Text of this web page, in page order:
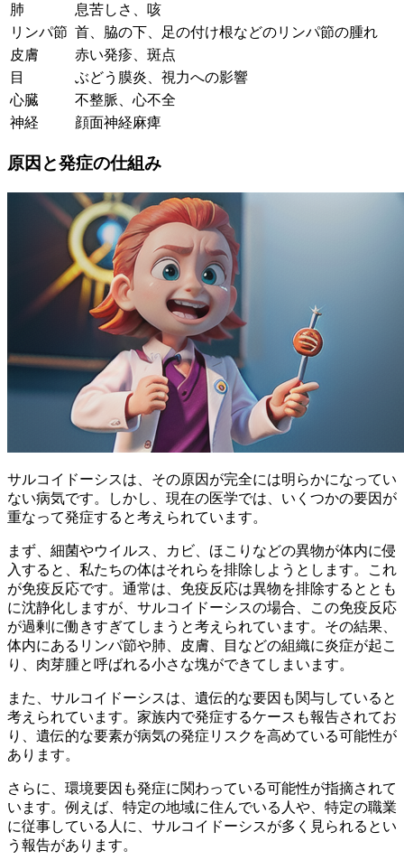
肺
息苦しさ、咳
リンパ節 首、脇の下、足の付け根などのリンパ節の腫れ
皮膚
赤い発疹、斑点
目
ぶどう膜炎、視力への影響
心臓
不整脈、心不全
神経
顔面神経麻痺
原因と発症の仕組み
サルコイドーシスは、その原因が完全には明らかになってい
ない病気です。しかし、現在の医学では、いくつかの要因が
重なって発症すると考えられています。
まず、 細菌やウイルス、カビ、ほこりなどの異物が体内に侵
入すると、私たちの体はそれらを排除しようとします。これ
が免疫反応です。 通常は、免疫反応は異物を排除するととも
に沈静化しますが、サルコイドーシスの場合、
この免疫反応
が過剰に働きすぎてしまう と考えられています。その結果、
体内にあるリンパ節や肺、皮膚、目などの組織に炎症が起こ
り、 肉芽腫と呼ばれる小さな塊ができてしまいます。
また、サルコイドーシスは、 遺伝的な要因も関与している と
考えられています。家族内で発症するケースも報告されてお
り、遺伝的な要素が病気の発症リスクを高めている可能性が
あります。
さらに、 環境要因も発症に関わっている可能性が指摘されて
います。例えば、特定の地域に住んでいる人や、特定の職業
に従事している人に、サルコイドーシスが多く見られるとい
う報告があります。